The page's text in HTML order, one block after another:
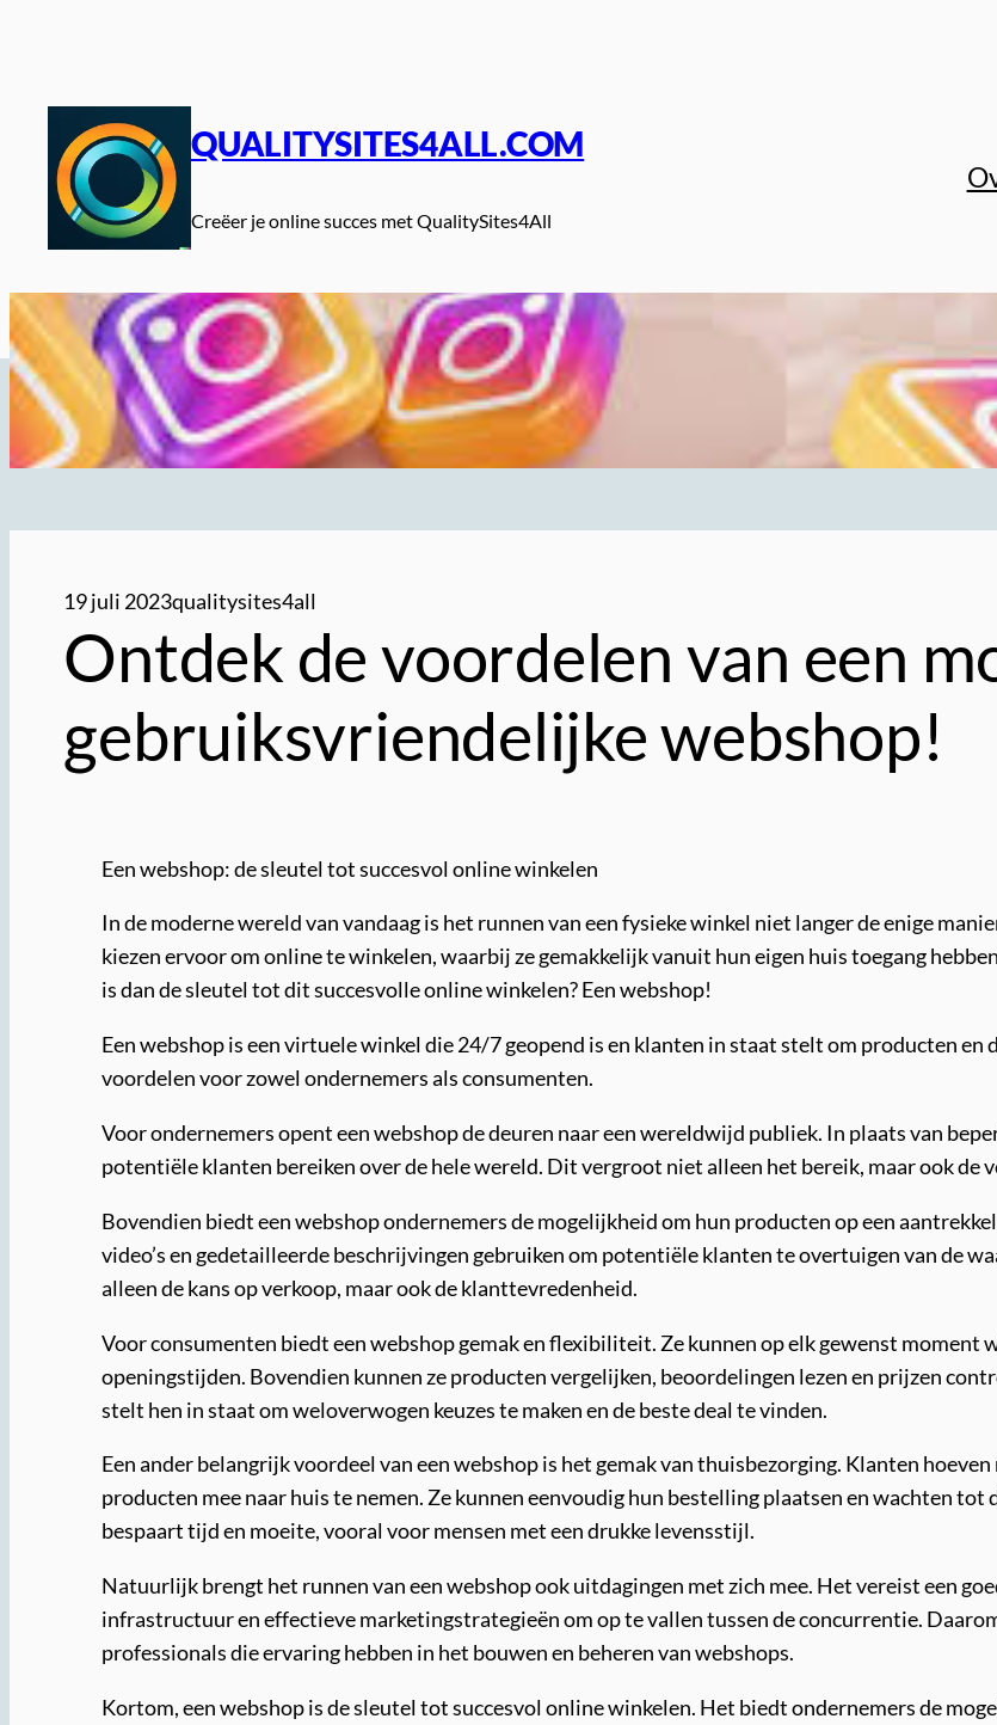
QUALITYSITES4ALL.COM
Creëer je online succes met QualitySites4All
19 juli 2023qualitysites4all
Ontdek de voordelen van een
gebruiksvriendelijke webshop!
Een webshop: de sleutel tot succesvol online winkelen
In de moderne wereld van vandaag is het runnen van een fysieke winkel niet langer de enige
kiezen ervoor om online te winkelen, waarbij ze gemakkelijk vanuit hun eigen huis toegang
is dan de sleutel tot dit succesvolle online winkelen? Een webshop!
Een webshop is een virtuele winkel die 24/7 geopend is en klanten in staat stelt om producten
voordelen voor zowel ondernemers als consumenten.
Voor ondernemers opent een webshop de deuren naar een wereldwijd publiek. In plaats van
potentiële klanten bereiken over de hele wereld. Dit vergroot niet alleen het bereik, maar ook
Bovendien biedt een webshop ondernemers de mogelijkheid om hun producten op een
video’s en gedetailleerde beschrijvingen gebruiken om potentiële klanten te overtuigen van de
alleen de kans op verkoop, maar ook de klanttevredenheid.
Voor consumenten biedt een webshop gemak en flexibiliteit. Ze kunnen op elk gewenst moment
openingstijden. Bovendien kunnen ze producten vergelijken, beoordelingen lezen en prijzen
stelt hen in staat om weloverwogen keuzes te maken en de beste deal te vinden.
Een ander belangrijk voordeel van een webshop is het gemak van thuisbezorging. Klanten
producten mee naar huis te nemen. Ze kunnen eenvoudig hun bestelling plaatsen en wachten
bespaart tijd en moeite, vooral voor mensen met een drukke levensstijl.
Natuurlijk brengt het runnen van een webshop ook uitdagingen met zich mee. Het vereist een
infrastructuur en effectieve marketingstrategieën om op te vallen tussen de concurrentie.
professionals die ervaring hebben in het bouwen en beheren van webshops.
Kortom, een webshop is de sleutel tot succesvol online winkelen. Het biedt ondernemers de